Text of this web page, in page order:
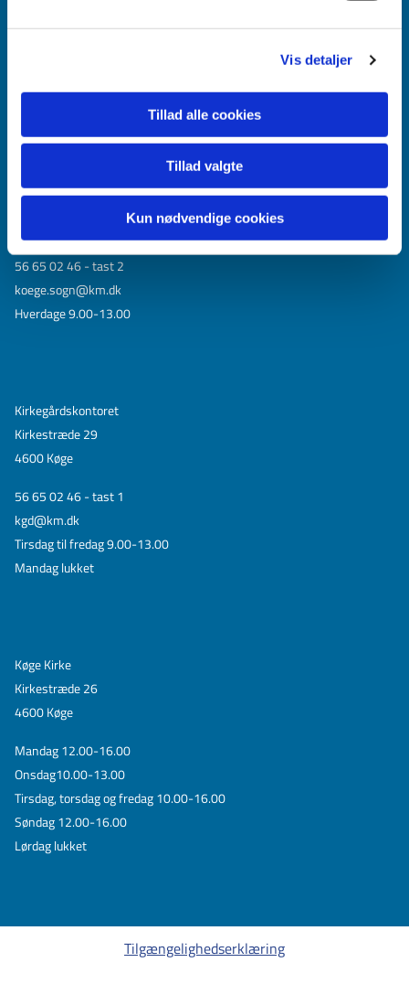
Vis detaljer
Tillad alle cookies
Tillad valgte
Kun nødvendige cookies
Kirkestræde 29
56 65 02 46 - tast 2
koege.sogn@km.dk
Hverdage 9.00-13.00
Kirkegårdskontoret
Kirkestræde 29
4600 Køge
56 65 02 46 - tast 1
kgd@km.dk
Tirsdag til fredag 9.00-13.00
Mandag lukket
Køge Kirke
Kirkestræde 26
4600 Køge
Mandag 12.00-16.00
Onsdag10.00-13.00
Tirsdag, torsdag og fredag 10.00-16.00
Søndag 12.00-16.00
Lørdag lukket
Tilgængelighedserklæring